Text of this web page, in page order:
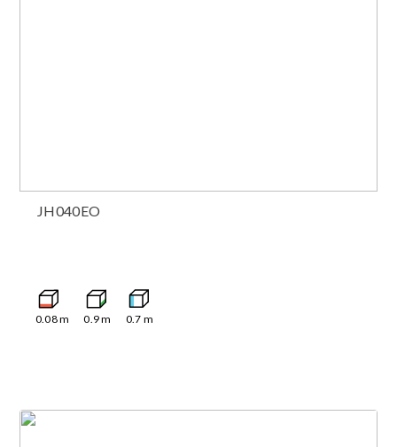
JH040EO
0.08m 0.9m 0.7 m